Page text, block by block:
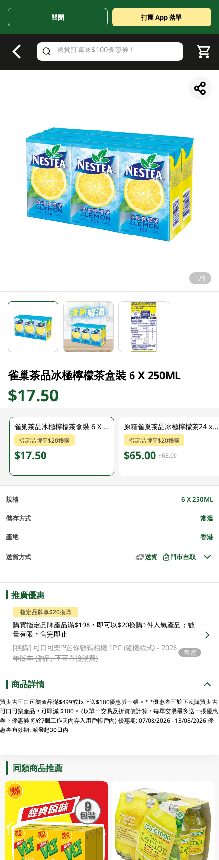
Valid Until 30 June 2026
關閉 打開 App 落單
1/3
雀巢茶品冰極檸檬茶盒裝 6 X 250ML
$17.50
雀巢茶品冰極檸檬茶盒裝 6 X 250ML
指定品牌享$20換購
$17.50
原箱雀巢茶品冰極檸檬茶24 x 250ml
指定品牌享$20換購
$65.00 $68.00
規格 6 X 250ML
儲存方式 常溫
產地 香港
送貨方式 送貨 門市自取
推廣優惠
指定品牌享$20換購
購買指定品牌產品滿$198，即可以$20換購1件人氣產品；數
量有限，售完即止
[换購]可口可樂™️迷你數碼相機 1PC (隨機款式) - 2026
年版本 (贈品, 不可直接購買)
售罄
商品詳情
買太古可口可樂產品滿$499或以上送$100優惠券一張。* *優惠券可於下次購買太古
可口可樂產品，可即減 $100。 (以單一交易及折實價計算，每單交易最多送一張優惠
券。優惠券將於7個工作天內存入用戶帳戶內) 優惠期: 07/08/2026 - 13/08/2026 優
惠券有效期: 派發起30日内
同類商品推薦